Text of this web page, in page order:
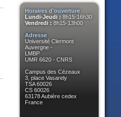
Horaires d'ouverture
Lundi-Jeudi : 8h15-16h30
Vendredi : 8h15-13h00
Adresse
Université Clermont
Auvergne -
LMBP
UMR 6620 - CNRS
Campus des Cézeaux
3, place Vasarely
TSA 60026
CS 60026
63178 Aubière cedex
France